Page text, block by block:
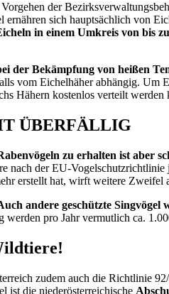
der
ernähren sich hauptsächlich von
in einem Umkreis von bis
der Bekämpfung von heißen
vom Eichelhäher abhängig.
Hähern kostenlos verteilt
ÜBERFÄLLIG
zu erhalten ist aber
nach der EU-
erstellt hat, wirft weitere Zweifel
andere geschützte
werden pro Jahr vermutlich ca.
zudem auch die Richtlinie
ist die niederösterreichische